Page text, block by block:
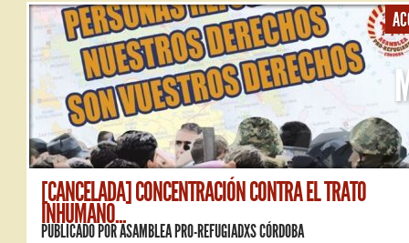
a las personas sin Hogar. Primero de todo queremos agradecer a
colectivos y asociaciones como los que componen la Red Cohabita
comedor social del Rey Heredia, que día tras día trabajan con este
colectivo tan...
[CANCELADA] CONCENTRACIÓN CONTRA EL TRATO
INHUMANO...
PUBLICADO PORASAMBLEA PRO-REFUGIADXS CÓRDOBA